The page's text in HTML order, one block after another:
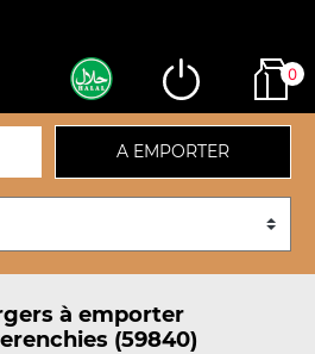
0
A EMPORTER
à emporter
(59840)